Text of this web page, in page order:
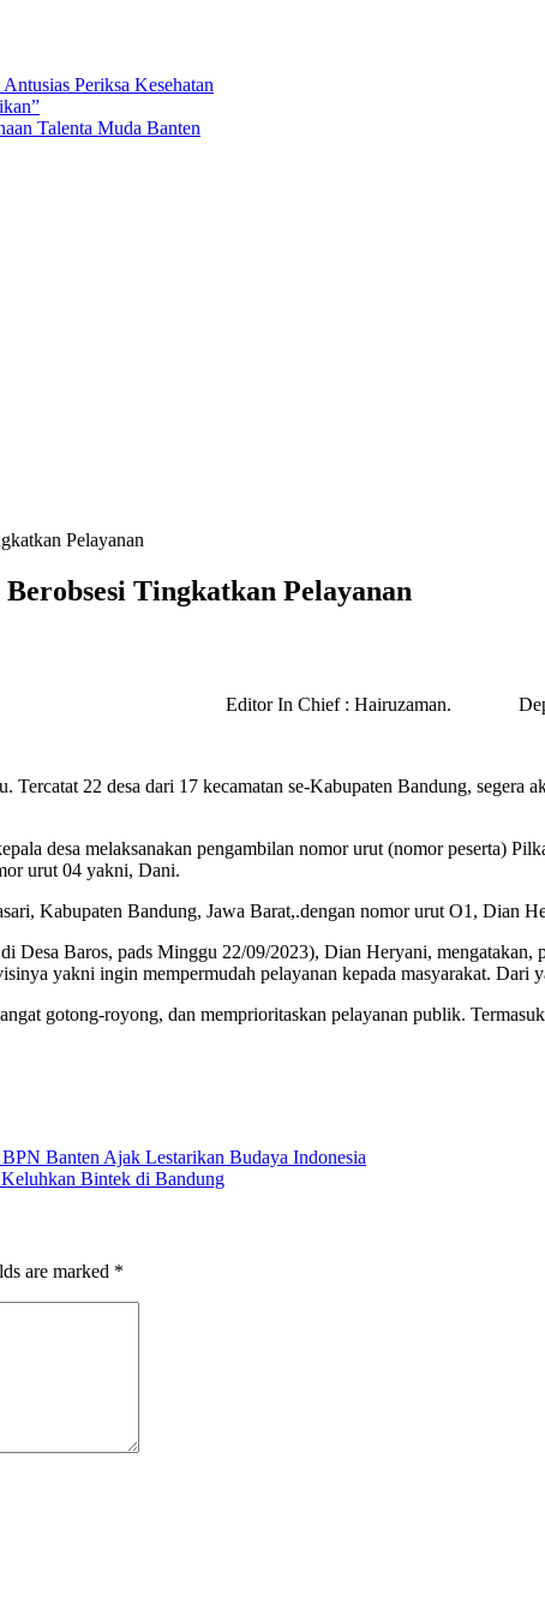
Periksa Kesehatan
Talenta Muda Banten
Pelayanan
Tingkatkan Pelayanan
Editor In Chief : Hairuzaman. Deputy Chief
Tercatat 22 desa dari 17 kecamatan se-Kabupaten Bandung, segera
desa melaksanakan pengambilan nomor urut (nomor peserta)
urut 04 yakni, Dani.
Kabupaten Bandung, Jawa Barat,.dengan nomor urut O1, Dian
Desa Baros, pads Minggu 22/09/2023), Dian Heryani,
yakni ingin mempermudah pelayanan kepada masyarakat. Dari
gotong-royong, dan memprioritaskan pelayanan publik.
Banten Ajak Lestarikan Budaya Indonesia
Bintek di Bandung
are marked *